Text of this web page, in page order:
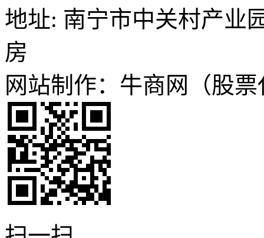
地址: 南宁市中关村产业
房
网站制作：牛商网（股票